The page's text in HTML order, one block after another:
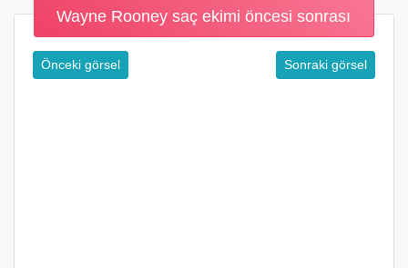
Wayne Rooney saç ekimi öncesi sonrası
Önceki görsel Sonraki görsel